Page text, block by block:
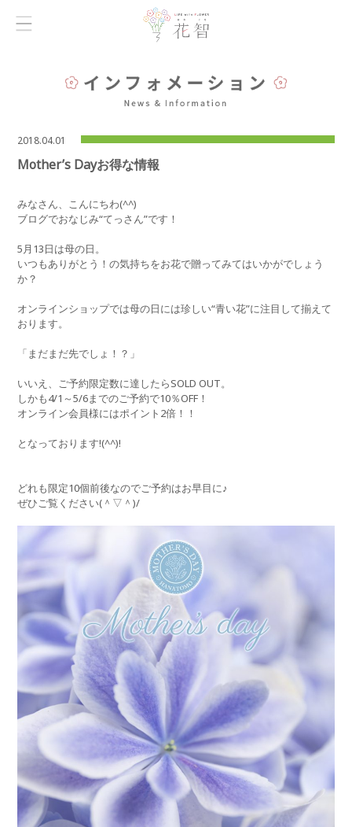
2018.04.01
Mother’s Dayお得な情報
みなさん、こんにちわ(^^)
ブログでおなじみ“てっさん”です！
5月13日は母の日。
いつもありがとう！の気持ちをお花で贈ってみてはいかがでしょう
か？
オンラインショップでは母の日には珍しい“青い花”に注目して揃えて
おります。
「まだまだ先でしょ！？」
いいえ、ご予約限定数に達したらSOLD OUT。
しかも4/1～5/6までのご予約で10％OFF！
オンライン会員様にはポイント2倍！！
となっております!(^^)!
どれも限定10個前後なのでご予約はお早目に♪
ぜひご覧ください(＾▽＾)/